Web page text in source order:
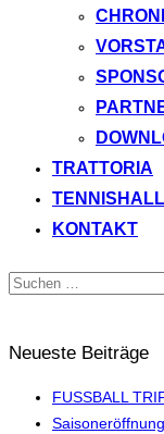
TRATTORIA
KONTAKT
Suchen
nach:
Neueste Beiträge
FUSSBALL